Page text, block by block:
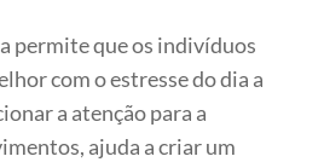
permite que os indivíduos
com o estresse do dia a
a atenção para a
ajuda a criar um